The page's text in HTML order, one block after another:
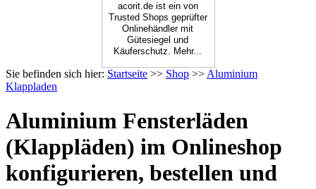
acorit.de ist ein von
Trusted Shops geprüfter
Onlinehändler mit
Gütesiegel und
Käuferschutz. Mehr...
Sie befinden sich hier: Startseite >> Shop >> Aluminium
Klappladen
Aluminium Fensterläden
(Klappläden) im Onlineshop
konfigurieren, bestellen und